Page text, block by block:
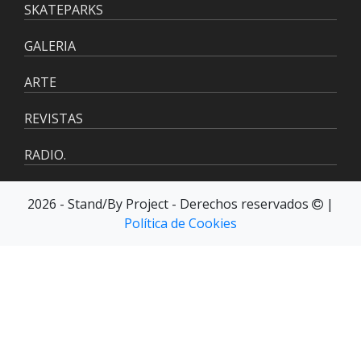
SKATEPARKS
GALERIA
ARTE
REVISTAS
RADIO.
2026 - Stand/By Project - Derechos reservados
|
Política de Cookies